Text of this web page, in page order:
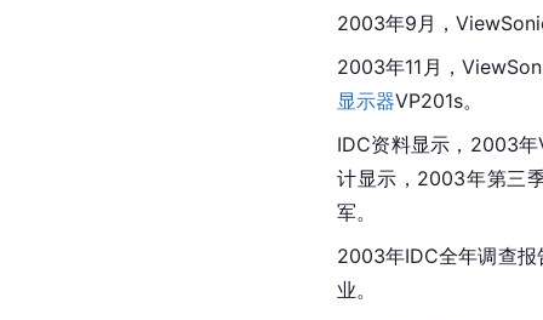
2003年9月，
2003年11月，
显示器VP201s。
IDC资料显示，2003
计显示，2003年第三
军。
2003年IDC全年调查
业。